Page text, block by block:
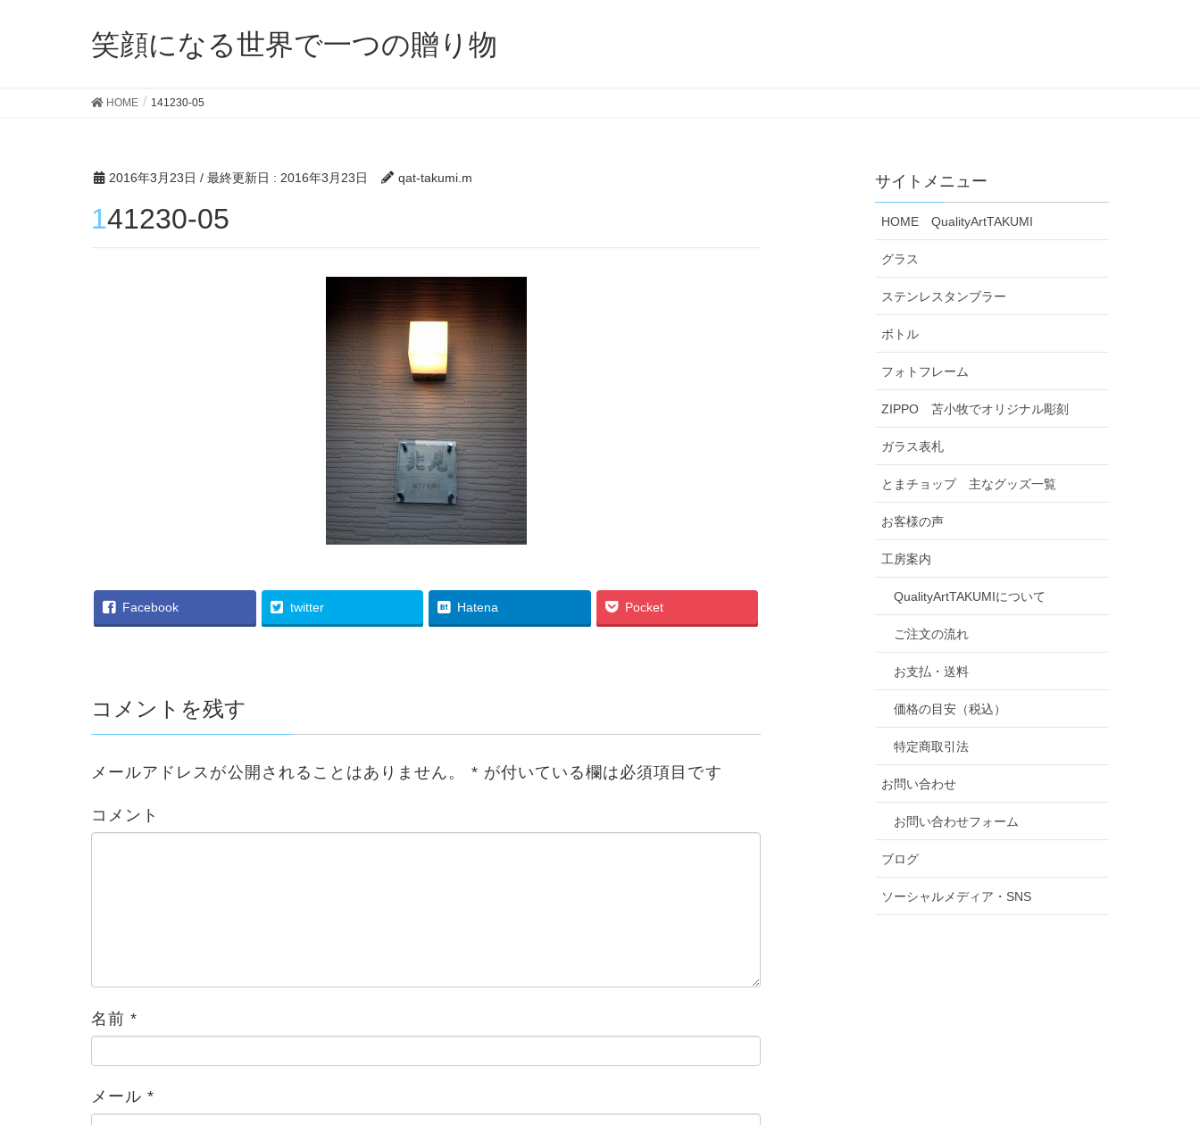
笑顔になる世界で一つの贈り物
HOME 141230-05
2016年3月23日 / 最終更新日 : 2016年3月23日 qat-takumi.m
141230-05
Facebook twitter Hatena Pocket
コメントを残す
メールアドレスが公開されることはありません。 * が付いている欄は必須項目です
コメント
名前*
メール*
サイトメニュー
HOME QualityArtTAKUMI
グラス
ステンレスタンブラー
ボトル
フォトフレーム
ZIPPO 苫小牧でオリジナル彫刻
ガラス表札
とまチョップ 主なグッズ一覧
お客様の声
工房案内
QualityArtTAKUMIについて
ご注文の流れ
お支払・送料
価格の目安（税込）
特定商取引法
お問い合わせ
お問い合わせフォーム
ブログ
ソーシャルメディア・SNS